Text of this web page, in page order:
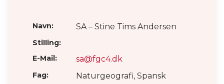
Navn: SA – Stine Tims Andersen
Stilling:
E-Mail:
sa@fgc4.dk
Fag: Naturgeografi, Spansk